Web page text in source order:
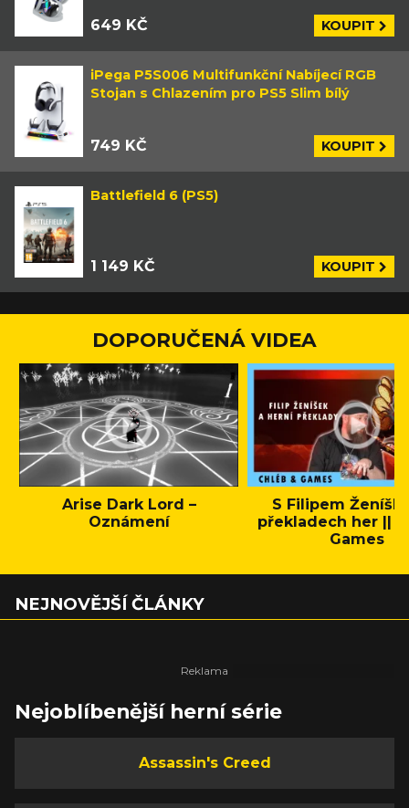
649 KČ KOUPIT
iPega P5S006 Multifunkční Nabíjecí RGB
Stojan s Chlazením pro PS5 Slim bílý
749 KČ KOUPIT
Battlefield 6 (PS5)
1 149 KČ KOUPIT
DOPORUČENÁ VIDEA
Arise Dark Lord –
Oznámení
S Filipem
překladech her ||
Games
NEJNOVĚJŠÍ ČLÁNKY
Nejoblíbenější herní série
Assassin's Creed